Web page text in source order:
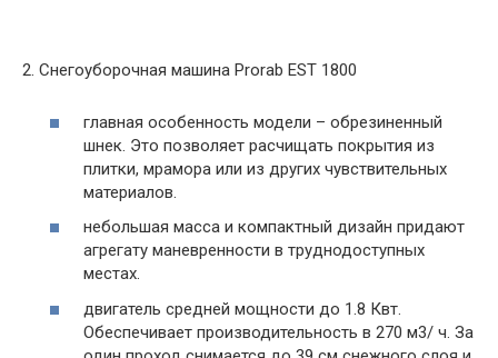
2. Снегоуборочная машина Prorab EST 1800
главная особенность модели – обрезиненный
шнек. Это позволяет расчищать покрытия из
плитки, мрамора или из других чувствительных
материалов.
небольшая масса и компактный дизайн придают
агрегату маневренности в труднодоступных
местах.
двигатель средней мощности до 1.8 Квт.
Обеспечивает производительность в 270 м3/ ч. За